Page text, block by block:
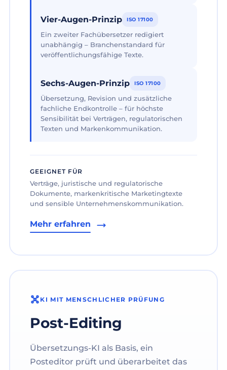
Vier-Augen-Prinzip ISO 17100
Ein zweiter Fachübersetzer redigiert
unabhängig – Branchenstandard für
veröffentlichungsfähige Texte.
Sechs-Augen-Prinzip ISO 17100
Übersetzung, Revision und zusätzliche
fachliche Endkontrolle – für höchste
Sensibilität bei Verträgen, regulatorischen
Texten und Markenkommunikation.
GEEIGNET FÜR
Verträge, juristische und regulatorische
Dokumente, markenkritische Marketingtexte
und sensible Unternehmenskommunikation.
Mehr erfahren
KI MIT MENSCHLICHER PRÜFUNG
Post-Editing
Übersetzungs-KI als Basis, ein
Posteditor prüft und überarbeitet das